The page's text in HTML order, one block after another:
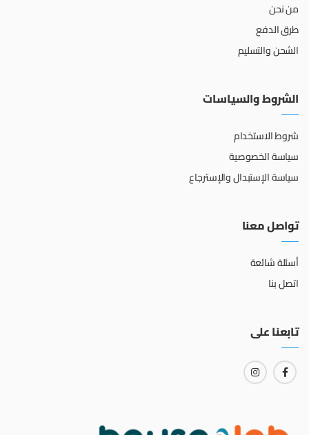
من نحن
طرق الدفع
الشحن والتسليم
الشروط والسياسات
شروط الاستخدام
سياسة الخصوصية
سياسة الإستبدال والإسترجاع
تواصل معنا
أسئلة شائعة
اتصل بنا
تابعنا على